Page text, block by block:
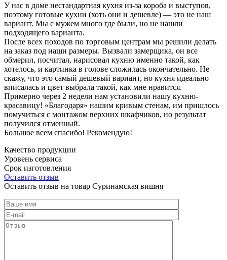
У нас в доме нестандартная кухня из-за короба и выступов,
поэтому готовые кухни (хоть они и дешевле) — это не наш
вариант. Мы с мужем много где были, но не нашли
подходящего варианта.
После всех походов по торговым центрам мы решили делать
на заказ под наши размеры. Вызвали замерщика, он все
обмерил, посчитал, нарисовал кухню именно такой, как
хотелось, и картинка в голове сложилась окончательно. Не
скажу, что это самый дешевый вариант, но кухня идеально
вписалась и цвет выбрала такой, как мне нравится.
Примерно через 2 недели нам установили нашу кухню-
красавицу! «Благодаря» нашим кривым стенам, им пришлось
помучиться с монтажом верхних шкафчиков, но результат
получился отменный.
Большое всем спасибо! Рекомендую!
Качество продукции
Уровень сервиса
Срок изготовления
Оставить отзыв
Оставить отзыв на товар Суринамская вишня